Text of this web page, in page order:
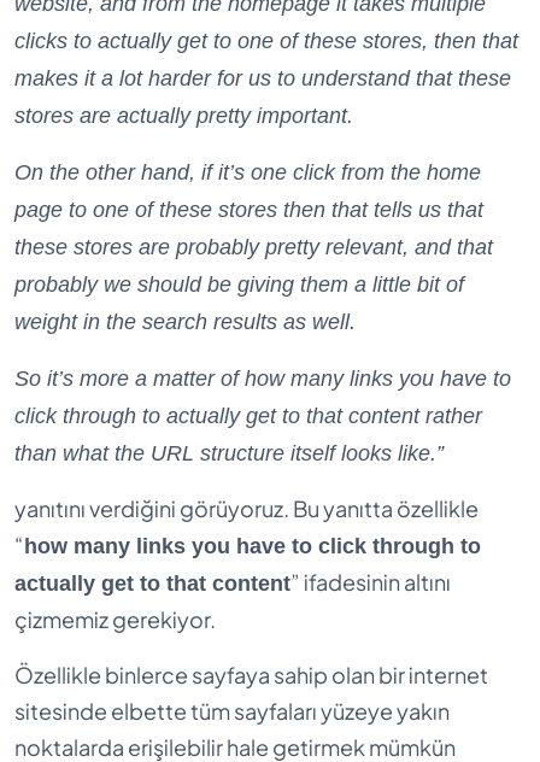
clicks to actually get to one of these stores, then that
makes it a lot harder for us to understand that these
stores are actually pretty important.
On the other hand, if it’s one click from the home
page to one of these stores then that tells us that
these stores are probably pretty relevant, and that
probably we should be giving them a little bit of
weight in the search results as well.
So it’s more a matter of how many links you have to
click through to actually get to that content rather
than what the URL structure itself looks like.”
yanıtını verdiğini görüyoruz. Bu yanıtta özellikle
“how many links you have to click through to
actually get to that content” ifadesinin altını
çizmemiz gerekiyor.
Özellikle binlerce sayfaya sahip olan bir internet
sitesinde elbette tüm sayfaları yüzeye yakın
noktalarda erişilebilir hale getirmek mümkün